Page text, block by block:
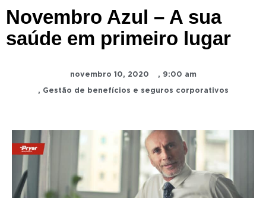
Novembro Azul – A sua
saúde em primeiro lugar
novembro 10, 2020 , 9:00 am
, Gestão de benefícios e seguros corporativos